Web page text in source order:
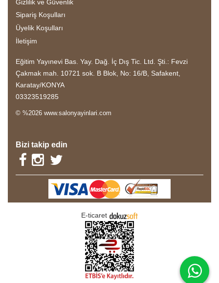
Gizlilik ve Güvenlik
Sipariş Koşulları
Üyelik Koşulları
İletişim
Eğitim Yayınevi Bas. Yay. Dağ. İç Dış Tic. Ltd. Şti.: Fevzi
Çakmak mah. 10721 sok. B Blok, No: 16/B, Safakent,
Karatay/KONYA
03323519285
© %2026 www.salonyayinlari.com
Bizi takip edin
E-ticaret